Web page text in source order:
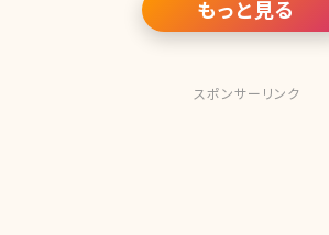
もっと見る
スポンサーリンク